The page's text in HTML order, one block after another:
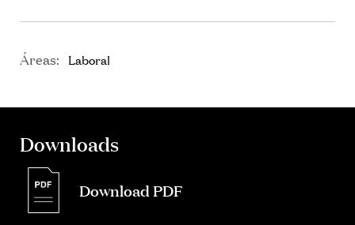
Áreas: Laboral
Downloads
Download PDF